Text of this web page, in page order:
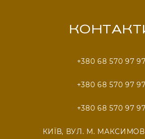
+380 68 570 97 97
+380 68 570 97 97
+380 68 570 97 97
КИЇВ, ВУЛ. М.